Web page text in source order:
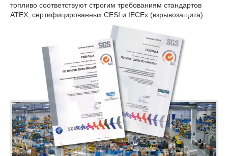
топливо соответствуют строгим требованиям стандартов
ATEX, сертифицированных CESI и IECEx (взрывозащита).